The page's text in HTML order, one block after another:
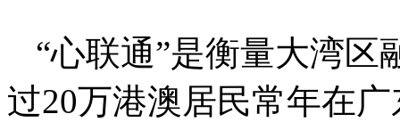
“心联通”是衡量大湾
过20万港澳居民常年在